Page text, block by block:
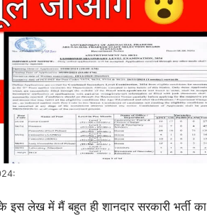
लेख में मैं बहुत ही शानदार सरकारी भर्ती का